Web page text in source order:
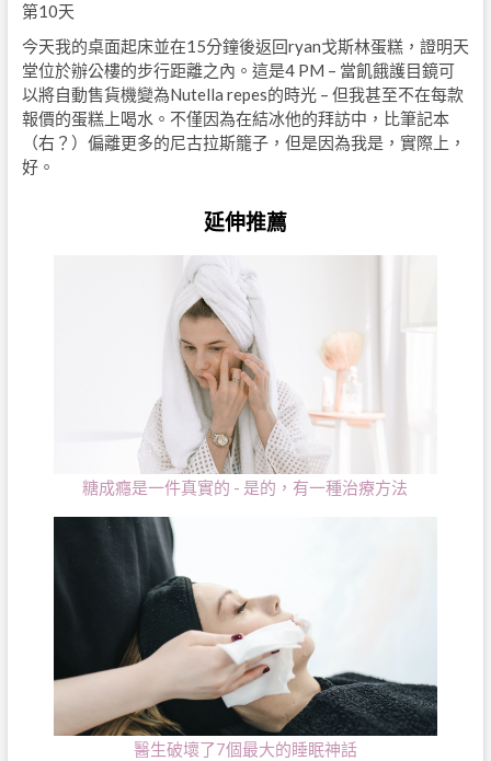
第10天
今天我的桌面起床並在15分鐘後返回ryan戈斯林蛋糕，證明天
堂位於辦公樓的步行距離之內。這是4 PM – 當飢餓護目鏡可
以將自動售貨機變為Nutella repes的時光 – 但我甚至不在每款
報價的蛋糕上喝水。不僅因為在結冰他的拜訪中，比筆記本
（右？）偏離更多的尼古拉斯籠子，但是因為我是，實際上，
好。
延伸推薦
糖成癮是一件真實的 - 是的，有一種治療方法
醫生破壞了7個最大的睡眠神話